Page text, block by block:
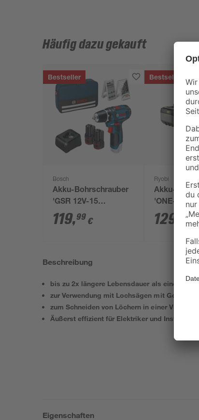
Häufig dazu gekauft
Bestseller
Bosch
Akku-Bohrschrauber
'GSR 12V-15
Professional' mit 2
Akkus, Tasche und
119,99 €
Bestseller
Ryobi
Akku-
'ONE+ HP
150X' 18 V
Akku und
129 99 €
Beschreibung
bis zu 2x längere Lebensdauer als eine
zur Verwendung mit Lochsägen mit Gewinde
zum Schneiden von Löchern in einer
Äußerst effizient für Elektriker und
Eigenschaften